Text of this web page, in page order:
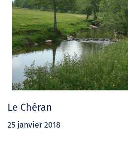
Le Chéran
25 janvier 2018